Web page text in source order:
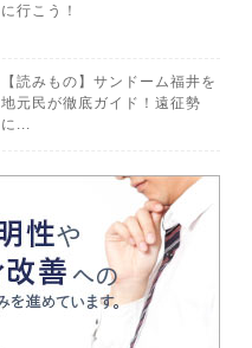
に行こう！
【読みもの】サンドーム福井を
地元民が徹底ガイド！遠征勢
に...